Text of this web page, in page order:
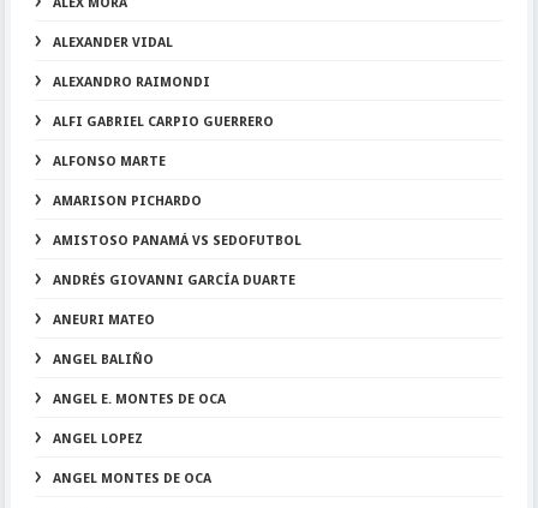
ALEXANDER VIDAL
ALEXANDRO RAIMONDI
ALFI GABRIEL CARPIO GUERRERO
ALFONSO MARTE
AMARISON PICHARDO
AMISTOSO PANAMÁ VS SEDOFUTBOL
ANDRÉS GIOVANNI GARCÍA DUARTE
ANEURI MATEO
ANGEL BALIÑO
ANGEL E. MONTES DE OCA
ANGEL LOPEZ
ANGEL MONTES DE OCA